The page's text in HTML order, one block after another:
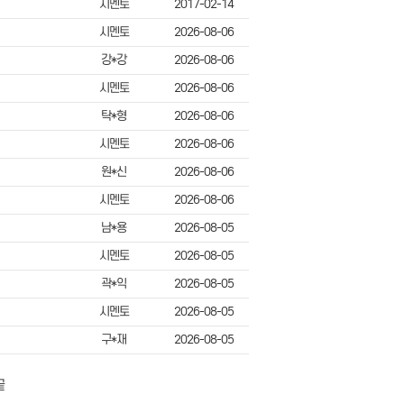
시멘토
2017-02-14
시멘토
2026-08-06
강*강
2026-08-06
시멘토
2026-08-06
탁*형
2026-08-06
시멘토
2026-08-06
원*신
2026-08-06
시멘토
2026-08-06
남*용
2026-08-05
시멘토
2026-08-05
곽*익
2026-08-05
시멘토
2026-08-05
구*재 2026-08-05